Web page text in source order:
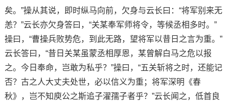
矣。”操从其说，即时纵马向前，欠身与云长曰：“将军别来无
恙？”云长亦欠身答曰，“关某奉军师将令，等候丞相多时。”
操曰，“曹操兵败势危，到此无路，望将军以昔日之言为重。”
云长答曰，“昔日关某虽蒙丞相厚恩，某曾解白马之危以报
之。今日奉命，岂敢为私乎？”操曰，“五关斩将之时，还能记
否？古之人大丈夫处世，必以信义为重；将军深明《春
秋》，岂不知庾公之斯追子濯孺子者乎？”云长闻之，低首良